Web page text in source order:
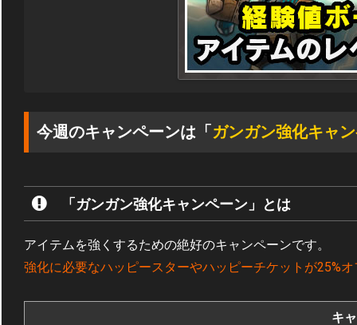
今週のキャンペーンは「 ガンガン強化キャ
「ガンガン強化キャンペーン」とは
アイテムを強くするための絶好のキャンペーンです。
強化に必要なハッピースターやハッピーチケットが25%
キ